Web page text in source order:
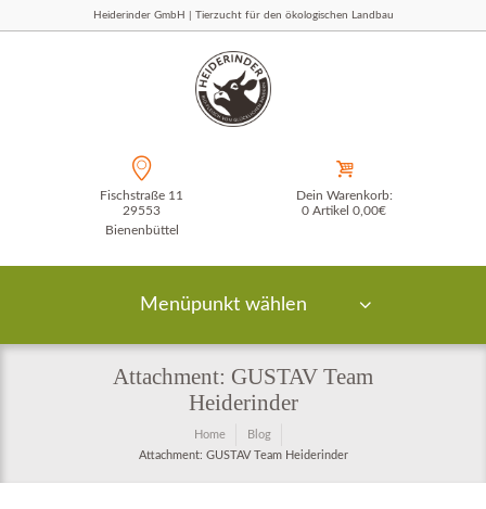
Heiderinder GmbH | Tierzucht für den ökologischen Landbau
Dein Warenkorb:
0 Artikel 0,00€
Fischstraße 11
29553
Bienenbüttel
Menüpunkt wählen
Attachment: GUSTAV Team
Heiderinder
Home
Blog
Attachment: GUSTAV Team Heiderinder